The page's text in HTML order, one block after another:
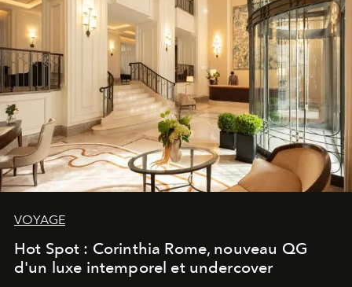
VOYAGE
Hot Spot : Corinthia Rome, nouveau QG
d'un luxe intemporel et undercover